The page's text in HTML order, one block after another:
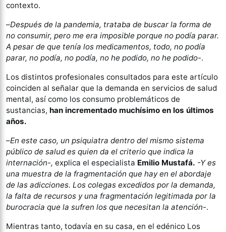
contexto.
–Después de la pandemia, trataba de buscar la forma de
no consumir, pero me era imposible porque no podía parar.
A pesar de que tenía los medicamentos, todo, no podía
parar, no podía, no podía, no he podido, no he podido-.
Los distintos profesionales consultados para este artículo
coinciden al señalar que la demanda en servicios de salud
mental, así como los consumo problemáticos de
sustancias, han incrementado muchísimo en los últimos
años.
–En este caso, un psiquiatra dentro del mismo sistema
público de salud es quien da el criterio que indica la
internación-, explica el especialista Emilio Mustafá. -Y es
una muestra de la fragmentación que hay en el abordaje
de las adicciones. Los colegas excedidos por la demanda,
la falta de recursos y una fragmentación legitimada por la
burocracia que la sufren los que necesitan la atención-.
Mientras tanto, todavía en su casa, en el edénico Los